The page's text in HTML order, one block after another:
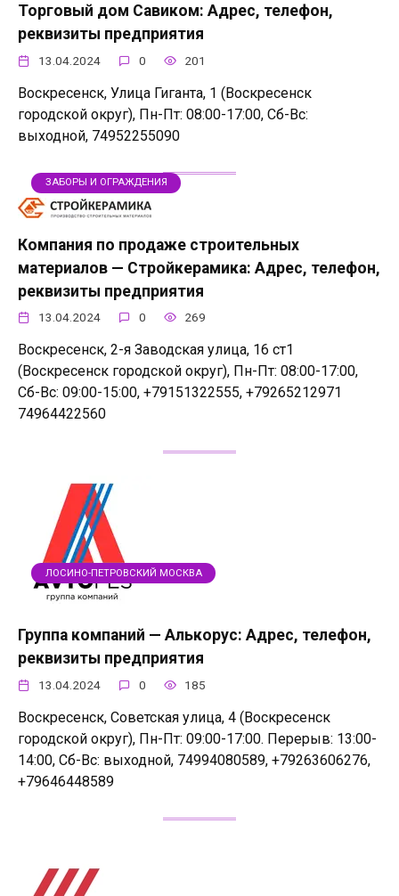
Торговый дом Савиком: Адрес, телефон,
реквизиты предприятия
13.04.2024 0 201
Воскресенск, Улица Гиганта, 1 (Воскресенск
городской округ), Пн-Пт: 08:00-17:00, Сб-Вс:
выходной, 74952255090
ЗАБОРЫ И ОГРАЖДЕНИЯ
Компания по продаже строительных
материалов — Стройкерамика: Адрес, телефон,
реквизиты предприятия
13.04.2024 0 269
Воскресенск, 2-я Заводская улица, 16 ст1
(Воскресенск городской округ), Пн-Пт: 08:00-17:00,
Сб-Вс: 09:00-15:00, +79151322555, +79265212971
74964422560
ЛОСИНО-ПЕТРОВСКИЙ МОСКВА
Группа компаний — Алькорус: Адрес, телефон,
реквизиты предприятия
13.04.2024 0 185
Воскресенск, Советская улица, 4 (Воскресенск
городской округ), Пн-Пт: 09:00-17:00. Перерыв: 13:00-
14:00, Сб-Вс: выходной, 74994080589, +79263606276,
+79646448589